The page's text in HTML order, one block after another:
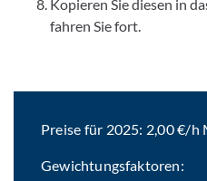
Kopieren Sie diesen in
fahren Sie fort.
Preise für 2025: 2,00 €/h
Gewichtungsfaktoren: